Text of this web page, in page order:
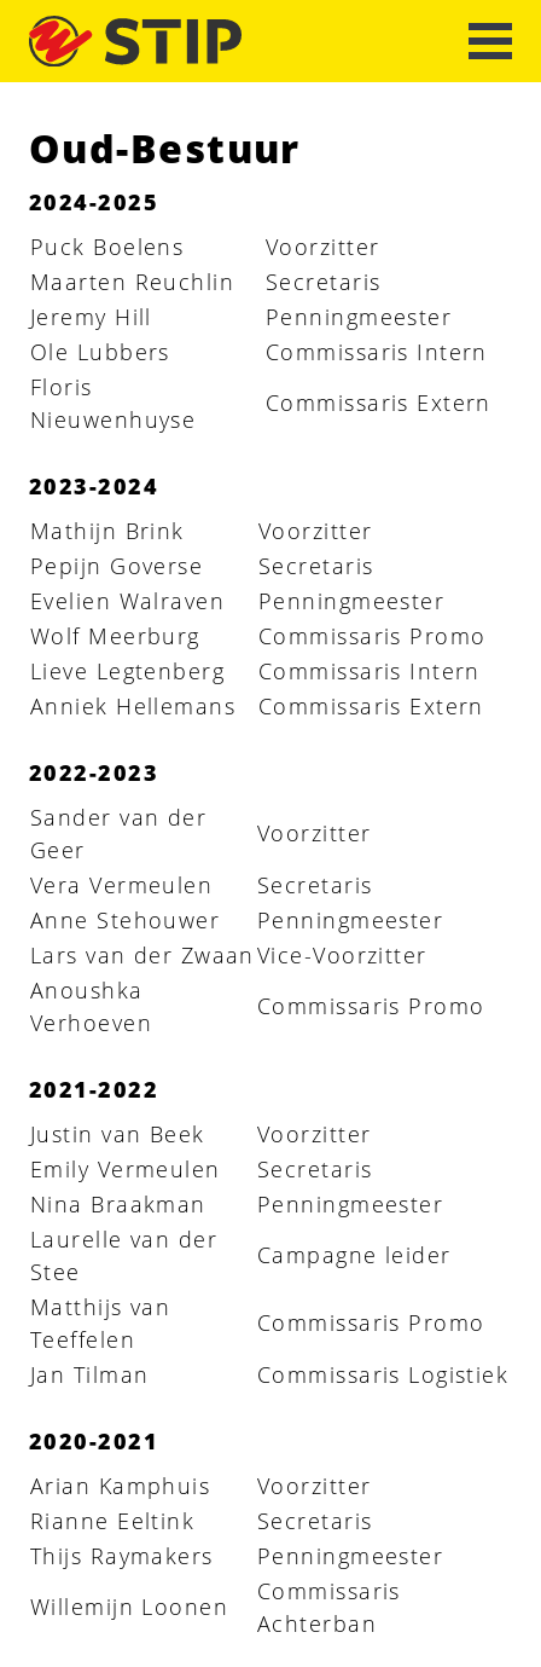
Oud-Bestuur
2024-2025
Puck Boelens
Voorzitter
Maarten Reuchlin
Secretaris
Jeremy Hill
Penningmeester
Ole Lubbers
Commissaris Intern
Floris
Nieuwenhuyse
Commissaris Extern
2023-2024
Mathijn Brink
Voorzitter
Pepijn Goverse
Secretaris
Evelien Walraven
Penningmeester
Wolf Meerburg
Commissaris Promo
Lieve Legtenberg
Commissaris Intern
Anniek Hellemans
Commissaris Extern
2022-2023
Sander van der
Geer
Voorzitter
Vera Vermeulen
Secretaris
Anne Stehouwer
Penningmeester
Lars van der Zwaan Vice-Voorzitter
Anoushka
Verhoeven
Commissaris Promo
2021-2022
Justin van Beek
Voorzitter
Emily Vermeulen
Secretaris
Nina Braakman
Penningmeester
Laurelle van der
Stee
Campagne leider
Matthijs van
Teeffelen
Commissaris Promo
Jan Tilman
Commissaris Logistiek
2020-2021
Arian Kamphuis
Voorzitter
Rianne Eeltink
Secretaris
Thijs Raymakers
Penningmeester
Willemijn Loonen
Commissaris
Achterban